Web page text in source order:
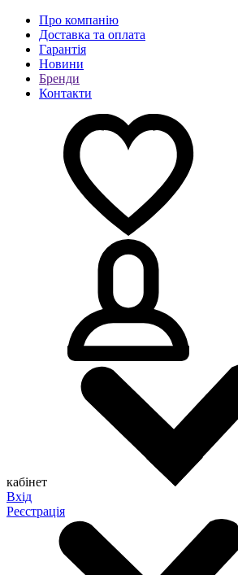
Про компанію
Доставка та оплата
Гарантія
Новини
Бренди
Контакти
кабінет
Вхід
Реєстрація